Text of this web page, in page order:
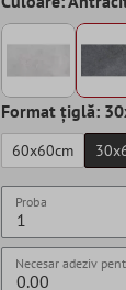
Format țiglă:
60x60cm
Proba
Necesar adeziv